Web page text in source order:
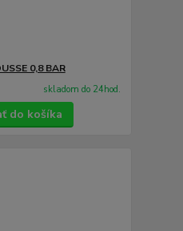
0,8 BAR
skladom do 24hod.
do košíka